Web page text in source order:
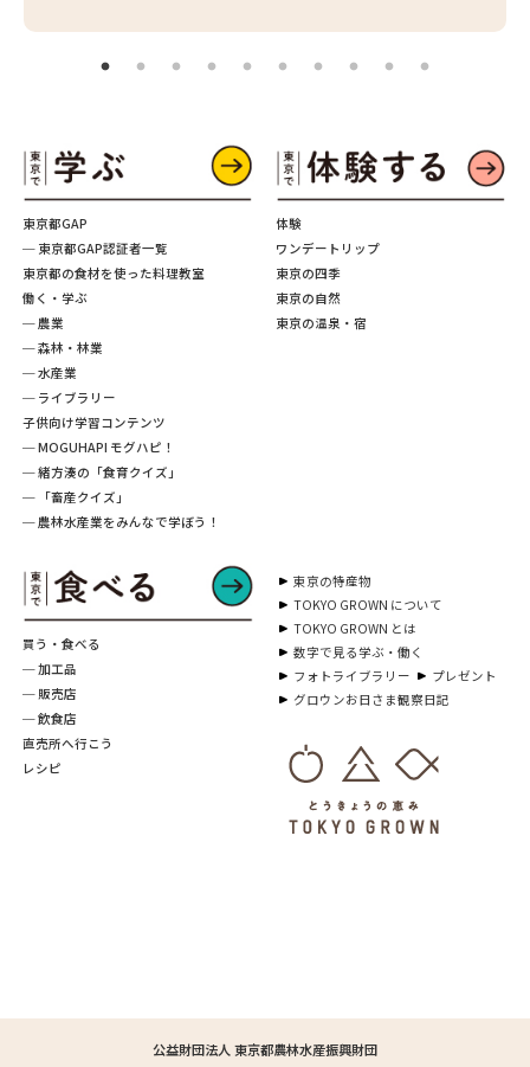
東京都GAP
─ 東京都GAP認証者一覧
東京都の食材を使った料理教室
働く・学ぶ
─ 農業
─ 森林・林業
─ 水産業
─ ライブラリー
子供向け学習コンテンツ
─ MOGUHAPI モグハピ！
─ 緒方湊の「食育クイズ」
─ 「畜産クイズ」
─ 農林水産業をみんなで学ぼう！
買う・食べる
─ 加工品
─ 販売店
─ 飲食店
直売所へ行こう
レシピ
体験
ワンデートリップ
東京の四季
東京の自然
東京の温泉・宿
東京の特産物
TOKYO GROWN について
TOKYO GROWN とは
数字で見る学ぶ・働く
フォトライブラリー
プレゼント
グロウンお日さま観察日記
公益財団法人 東京都農林水産振興財団